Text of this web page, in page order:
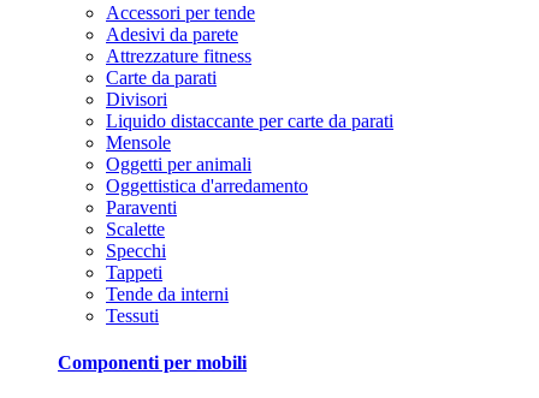
Accessori per tende
Adesivi da parete
Attrezzature fitness
Carte da parati
Divisori
Liquido distaccante per carte da parati
Mensole
Oggetti per animali
Oggettistica d'arredamento
Paraventi
Scalette
Specchi
Tappeti
Tende da interni
Tessuti
Componenti per mobili